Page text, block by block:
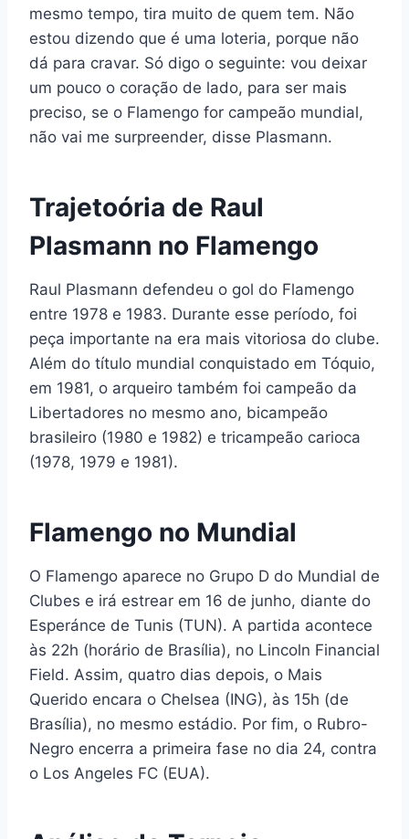
mesmo tempo, tira muito de quem tem. Não
estou dizendo que é uma loteria, porque não
dá para cravar. Só digo o seguinte: vou deixar
um pouco o coração de lado, para ser mais
preciso, se o Flamengo for campeão mundial,
não vai me surpreender, disse Plasmann.
Trajetoória de Raul
Plasmann no Flamengo
Raul Plasmann defendeu o gol do Flamengo
entre 1978 e 1983. Durante esse período, foi
peça importante na era mais vitoriosa do clube.
Além do título mundial conquistado em Tóquio,
em 1981, o arqueiro também foi campeão da
Libertadores no mesmo ano, bicampeão
brasileiro (1980 e 1982) e tricampeão carioca
(1978, 1979 e 1981).
Flamengo no Mundial
O Flamengo aparece no Grupo D do Mundial de
Clubes e irá estrear em 16 de junho, diante do
Esperánce de Tunis (TUN). A partida acontece
às 22h (horário de Brasília), no Lincoln Financial
Field. Assim, quatro dias depois, o Mais
Querido encara o Chelsea (ING), às 15h (de
Brasília), no mesmo estádio. Por fim, o Rubro-
Negro encerra a primeira fase no dia 24, contra
o Los Angeles FC (EUA).